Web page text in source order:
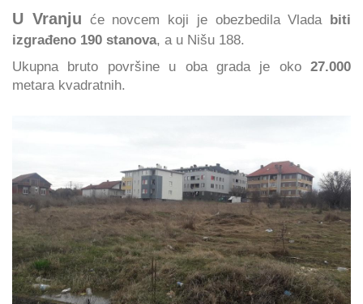
U Vranju će novcem koji je obezbedila Vlada biti
izgrađeno 190 stanova, a u Nišu 188.
Ukupna bruto površine u oba grada je oko 27.000
metara kvadratnih.